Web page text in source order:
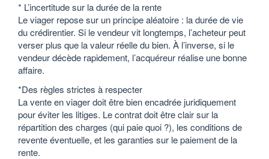
* L’incertitude sur la durée de la rente
Le viager repose sur un principe aléatoire : la durée de vie
du crédirentier. Si le vendeur vit longtemps, l’acheteur peut
verser plus que la valeur réelle du bien. À l’inverse, si le
vendeur décède rapidement, l’acquéreur réalise une bonne
affaire.
*Des règles strictes à respecter
La vente en viager doit être bien encadrée juridiquement
pour éviter les litiges. Le contrat doit être clair sur la
répartition des charges (qui paie quoi ?), les conditions de
revente éventuelle, et les garanties sur le paiement de la
rente.